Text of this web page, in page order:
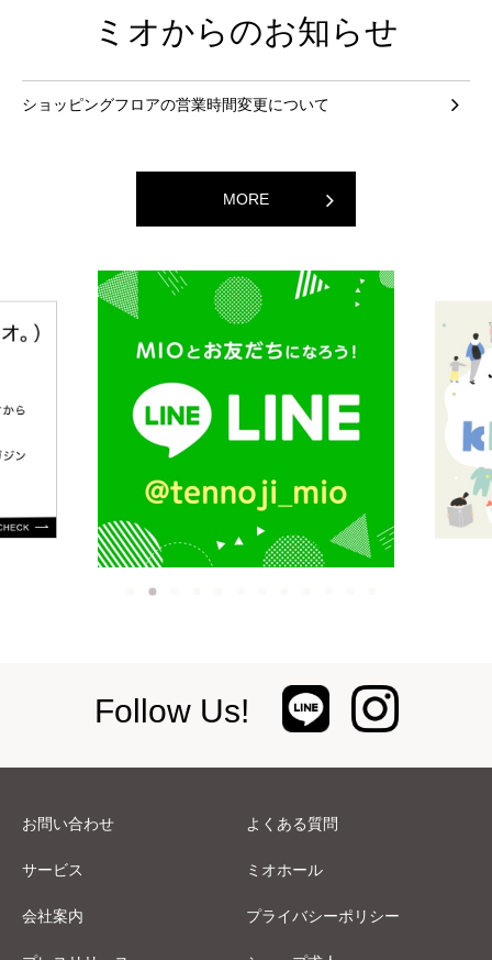
ミオからのお知らせ
ショッピングフロアの営業時間変更について
MORE
Follow Us!
お問い合わせ よくある質問
サービス ミオホール
会社案内 プライバシーポリシー